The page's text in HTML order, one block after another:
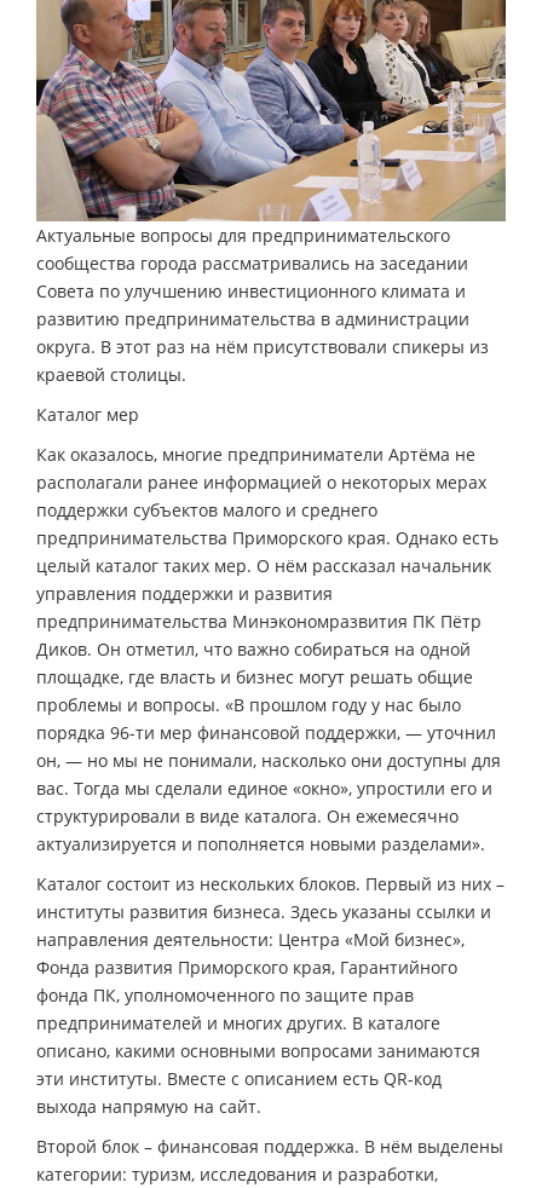
Актуальные вопросы для предпринимательского
сообщества города рассматривались на заседании
Совета по улучшению инвестиционного климата и
развитию предпринимательства в администрации
округа. В этот раз на нём присутствовали спикеры из
краевой столицы.
Каталог мер
Как оказалось, многие предприниматели Артёма не
располагали ранее информацией о некоторых мерах
поддержки субъектов малого и среднего
предпринимательства Приморского края. Однако есть
целый каталог таких мер. О нём рассказал начальник
управления поддержки и развития
предпринимательства Минэкономразвития ПК Пётр
Диков. Он отметил, что важно собираться на одной
площадке, где власть и бизнес могут решать общие
проблемы и вопросы. «В прошлом году у нас было
порядка 96-ти мер финансовой поддержки, — уточнил
он, — но мы не понимали, насколько они доступны для
вас. Тогда мы сделали единое «окно», упростили его и
структурировали в виде каталога. Он ежемесячно
актуализируется и пополняется новыми разделами».
Каталог состоит из нескольких блоков. Первый из них –
институты развития бизнеса. Здесь указаны ссылки и
направления деятельности: Центра «Мой бизнес»,
Фонда развития Приморского края, Гарантийного
фонда ПК, уполномоченного по защите прав
предпринимателей и многих других. В каталоге
описано, какими основными вопросами занимаются
эти институты. Вместе с описанием есть QR-код
выхода напрямую на сайт.
Второй блок – финансовая поддержка. В нём выделены
категории: туризм, исследования и разработки,